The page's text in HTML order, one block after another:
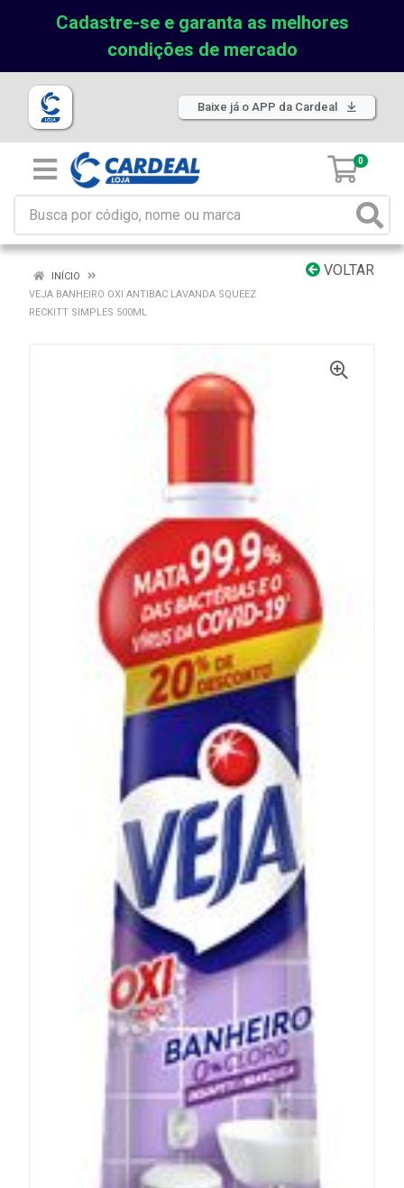
Cadastre-se e garanta as melhores
condições de mercado
Baixe já o APP da Cardeal
0
VOLTAR
INÍCIO
VEJA BANHEIRO OXI ANTIBAC LAVANDA SQUEEZ
RECKITT SIMPLES 500ML